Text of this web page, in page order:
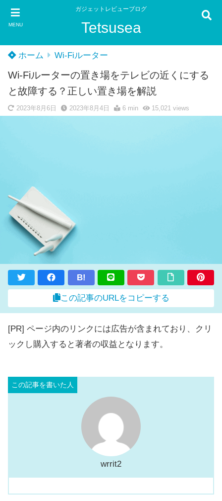
MENU
ガジェットレビューブログ
Tetsusea
ホーム Wi-Fiルーター
Wi-Fiルーターの置き場をテレビの近くにする
と故障する？正しい置き場を解説
2023年8月6日 2023年8月4日 6 min 15,021views
B!
この記事のURLをコピーする
[PR] ページ内のリンクには広告が含まれており、クリ
ックし購入すると著者の収益となります。
wrrit2